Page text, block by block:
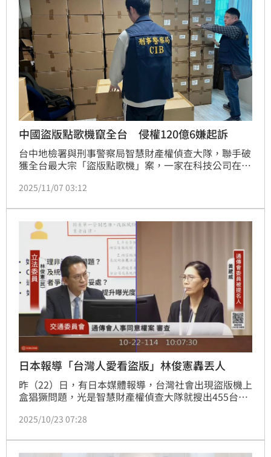
中國盜版點歌機竄全台 侵權120億6嫌起訴
台中地檢署與刑事警察局智慧財產權偵查大隊，聯手破
獲全台最大宗「盜版點歌機」案，一家在科技公司在北
授權歌曲，並租售上千台點歌機，提供給全台多個縣市
權市值高達120億元，全案近日依違反著作權法將66歲
的陳姓負責人在內等6名嫌犯起訴。
2025/11/07 03:12
日本報導「台灣人愛看盜版」林俊憲轟丟人
昨（22）日，有日本媒體報導，台灣社會出現盜版機上
盒猖獗問題，光是智慧財產權偵查大隊就搜出455台專
物，案件備受關注。民進黨立委林俊憲於交通委員會質
本是國際醜聞。
2025/10/23 07:28